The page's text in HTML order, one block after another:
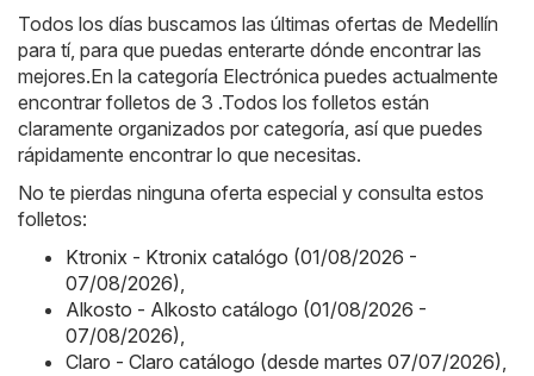
Todos los días buscamos las últimas ofertas de Medellín
para tí, para que puedas enterarte dónde encontrar las
mejores.En la categoría Electrónica puedes actualmente
encontrar folletos de 3 .Todos los folletos están
claramente organizados por categoría, así que puedes
rápidamente encontrar lo que necesitas.
No te pierdas ninguna oferta especial y consulta estos
folletos:
Ktronix - Ktronix catalógo (01/08/2026 -
07/08/2026),
Alkosto - Alkosto catálogo (01/08/2026 -
07/08/2026),
Claro - Claro catálogo (desde martes 07/07/2026),